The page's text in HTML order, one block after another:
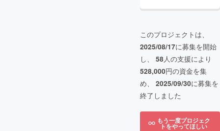
このプロジェクトは、
2025/08/17に募集を開始
し、 58人の支援により
528,000円の資金を集
め、 2025/09/30に募集を
終了しました
もう一度プロジェク
トをやってほしい